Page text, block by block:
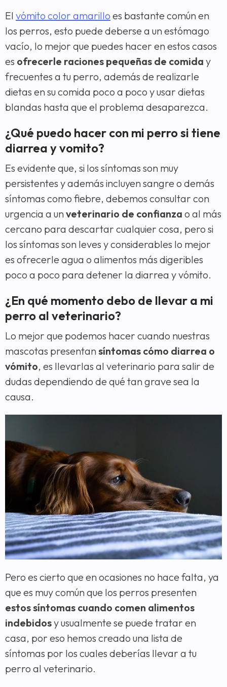
El vómito color amarillo es bastante común en
los perros, esto puede deberse a un estómago
vacío, lo mejor que puedes hacer en estos casos
es ofrecerle raciones pequeñas de comida y
frecuentes a tu perro, además de realizarle
dietas en su comida poco a poco y usar dietas
blandas hasta que el problema desaparezca.
¿Qué puedo hacer con mi perro si tiene
diarrea y vomito?
Es evidente que, si los síntomas son muy
persistentes y además incluyen sangre o demás
síntomas como fiebre, debemos consultar con
urgencia a unveterinario de confianza o al más
cercano para descartar cualquier cosa, pero si
los síntomas son leves y considerables lo mejor
es ofrecerle agua o alimentos más digeribles
poco a poco para detener la diarrea y vómito.
¿En qué momento debo de llevar a mi
perro al veterinario?
Lo mejor que podemos hacer cuando nuestras
mascotas presentansíntomas cómo diarrea o
vómito, es llevarlas al veterinario para salir de
dudas dependiendo de qué tan grave sea la
causa.
Pero es cierto que en ocasiones no hace falta, ya
que es muy común que los perros presenten
estos síntomas cuando comen alimentos
indebidosy usualmente se puede tratar en
casa, por eso hemos creado una lista de
síntomas por los cuales deberías llevar a tu
perro al veterinario.